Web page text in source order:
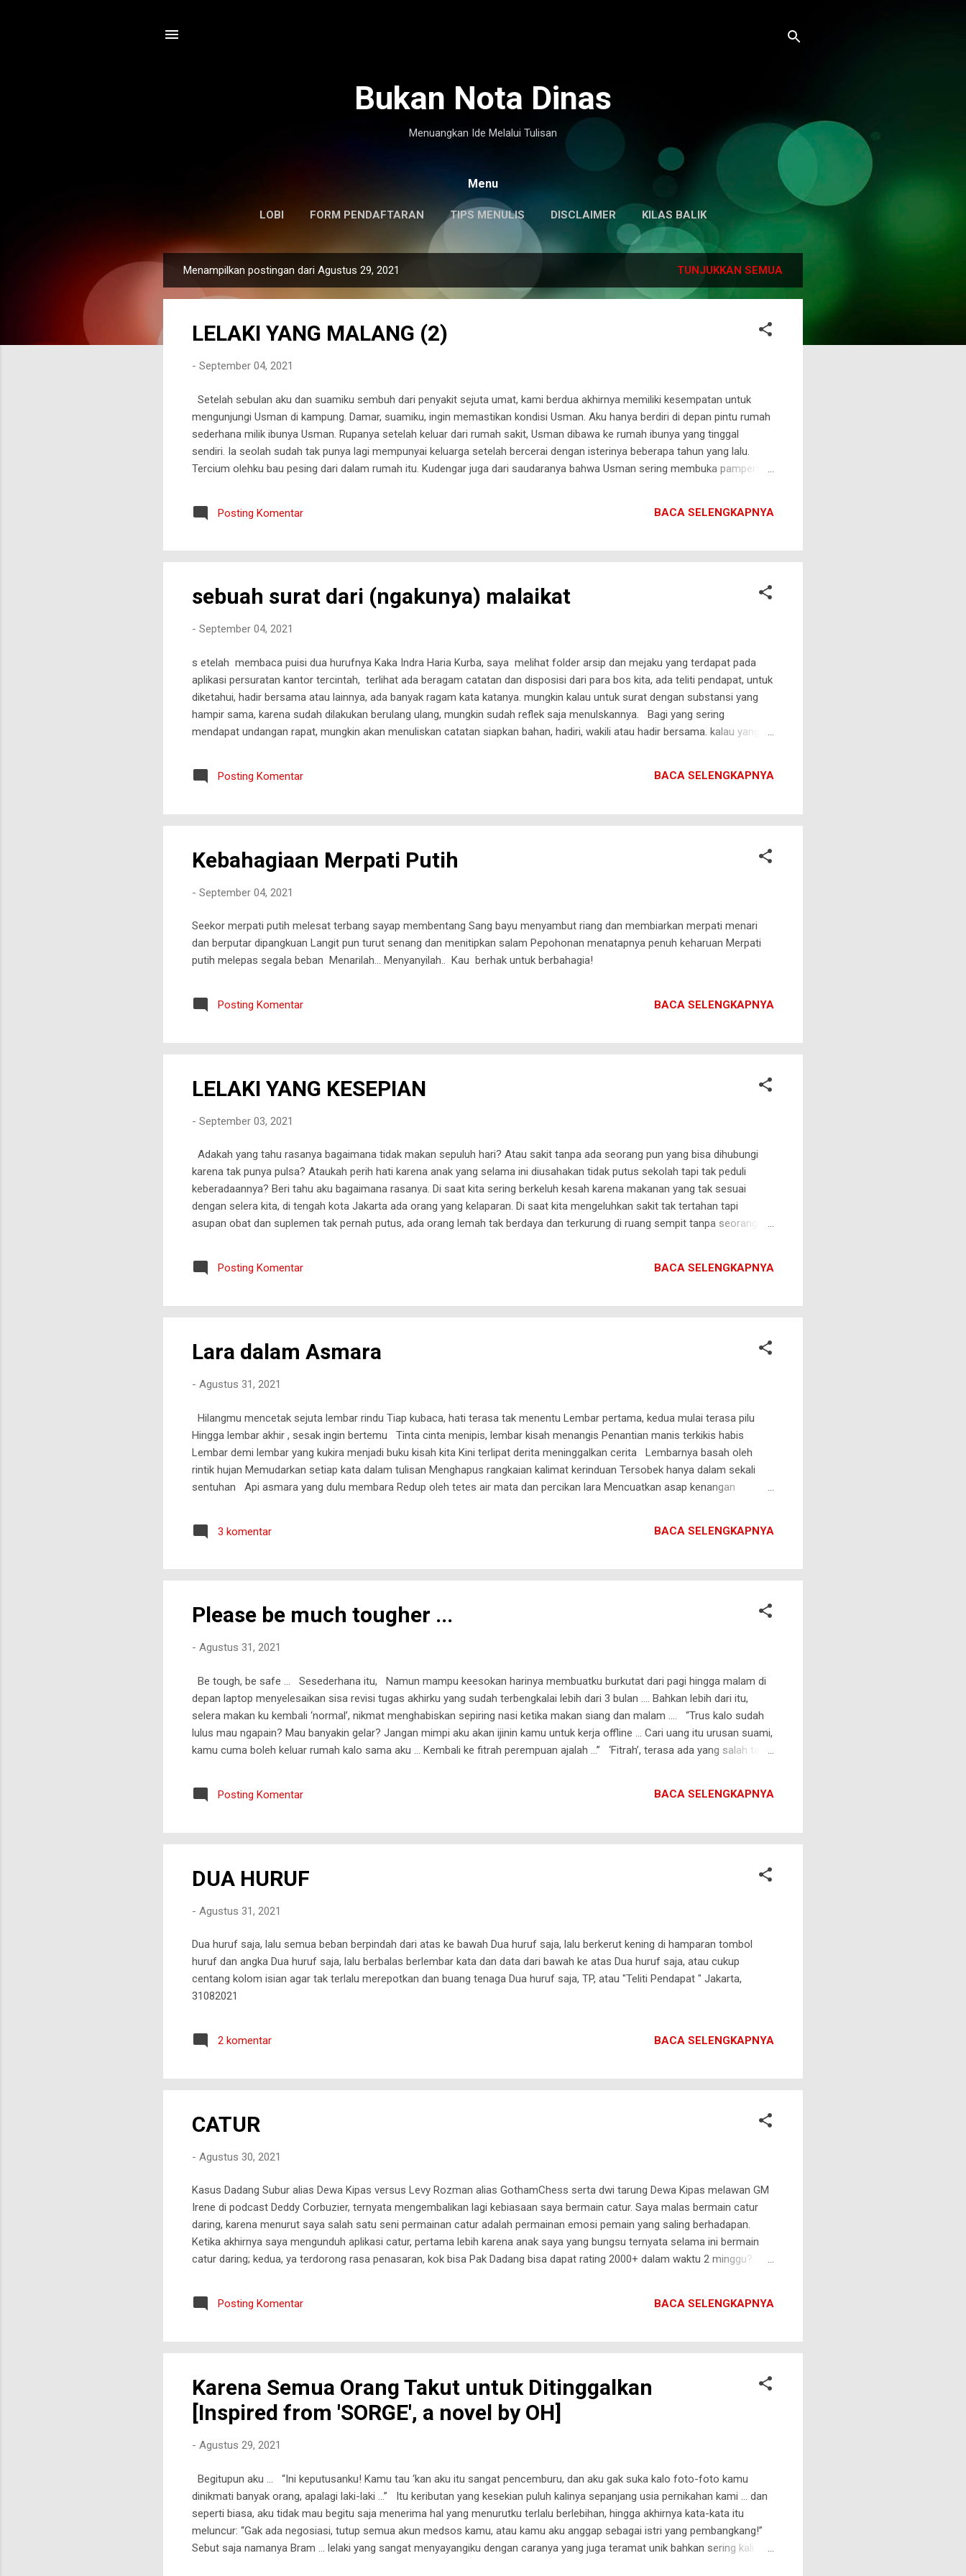
Bukan Nota Dinas
Menuangkan Ide Melalui Tulisan
Menu
LOBI FORM PENDAFTARAN TIPS MENULIS DISCLAIMER KILAS BALIK
o
Menampilkan postingan dari Agustus 29, 2021 TUNJUKKAN SEMUA
LELAKI YANG MALANG (2)
- September 04, 2021
Setelah sebulan aku dan suamiku sembuh dari penyakit sejuta umat, kami berdua akhirnya memiliki kesempatan untuk
mengunjungi Usman di kampung. Damar, suamiku, ingin memastikan kondisi Usman. Aku hanya berdiri di depan pintu rumah
sederhana milik ibunya Usman. Rupanya setelah keluar dari rumah sakit, Usman dibawa ke rumah ibunya yang tinggal
sendiri. Ia seolah sudah tak punya lagi mempunyai keluarga setelah bercerai dengan isterinya beberapa tahun yang lalu.
Tercium olehku bau pesing dari dalam rumah itu. Kudengar juga dari saudaranya bahwa Usman sering membuka pampers-
pandangannya kosong. Ia tak memiliki daya untuk sekedar menopang tubuhnya yang kurus kering. Berbeda dengan Usman
Posting Komentar BACA SELENGKAPNYA
sebuah surat dari (ngakunya) malaikat
- September 04, 2021
s etelah membaca puisi dua hurufnya Kaka Indra Haria Kurba, saya melihat folder arsip dan mejaku yang terdapat pada
aplikasi persuratan kantor tercintah, terlihat ada beragam catatan dan disposisi dari para bos kita, ada teliti pendapat, untuk
diketahui, hadir bersama atau lainnya, ada banyak ragam kata katanya. mungkin kalau untuk surat dengan substansi yang
hampir sama, karena sudah dilakukan berulang ulang, mungkin sudah reflek saja menulskannya. Bagi yang sering
mendapat undangan rapat, mungkin akan menuliskan catatan siapkan bahan, hadiri, wakili atau hadir bersama. kalau yang
selesaikan sesuai ketentuan, atau bicarakan dengan saya, phone a friend , ask the audience atau f iftu fifty ( kaya sebuah
acara tipi yang) saya jadi membayangkan kalau misalnya, di inbox masuk sepucuk surat, pengirimnya tertul...
Posting Komentar BACA SELENGKAPNYA
Kebahagiaan Merpati Putih
- September 04, 2021
Seekor merpati putih melesat terbang sayap membentang Sang bayu menyambut riang dan membiarkan merpati menari
dan berputar dipangkuan Langit pun turut senang dan menitipkan salam Pepohonan menatapnya penuh keharuan Merpati
putih melepas segala beban Menarilah... Menyanyilah.. Kau berhak untuk berbahagia!
Posting Komentar BACA SELENGKAPNYA
LELAKI YANG KESEPIAN
- September 03, 2021
Adakah yang tahu rasanya bagaimana tidak makan sepuluh hari? Atau sakit tanpa ada seorang pun yang bisa dihubungi
karena tak punya pulsa? Ataukah perih hati karena anak yang selama ini diusahakan tidak putus sekolah tapi tak peduli
keberadaannya? Beri tahu aku bagaimana rasanya. Di saat kita sering berkeluh kesah karena makanan yang tak sesuai
dengan selera kita, di tengah kota Jakarta ada orang yang kelaparan. Di saat kita mengeluhkan sakit tak tertahan tapi
asupan obat dan suplemen tak pernah putus, ada orang lemah tak berdaya dan terkurung di ruang sempit tanpa seorang
drama korea, ada orang yang tak sanggup berkirim kabar kepada kerabat karena tak ada pulsa. Di saat kita masih bisa
bercengkrama dengan anak-anak, ada orang yang tak pernah diperhatikan anaknya. Sepuluh hari kehilangan jejak kerabat,
Posting Komentar BACA SELENGKAPNYA
Lara dalam Asmara
- Agustus 31, 2021
Hilangmu mencetak sejuta lembar rindu Tiap kubaca, hati terasa tak menentu Lembar pertama, kedua mulai terasa pilu
Hingga lembar akhir , sesak ingin bertemu Tinta cinta menipis, lembar kisah menangis Penantian manis terkikis habis
Lembar demi lembar yang kukira menjadi buku kisah kita Kini terlipat derita meninggalkan cerita Lembarnya basah oleh
rintik hujan Memudarkan setiap kata dalam tulisan Menghapus rangkaian kalimat kerinduan Tersobek hanya dalam sekali
sentuhan Api asmara yang dulu membara Redup oleh tetes air mata dan percikan lara Mencuatkan asap kenangan
3 komentar BACA SELENGKAPNYA
Please be much tougher ...
- Agustus 31, 2021
Be tough, be safe … Sesederhana itu, Namun mampu keesokan harinya membuatku burkutat dari pagi hingga malam di
depan laptop menyelesaikan sisa revisi tugas akhirku yang sudah terbengkalai lebih dari 3 bulan …. Bahkan lebih dari itu,
selera makan ku kembali ‘normal’, nikmat menghabiskan sepiring nasi ketika makan siang dan malam …. “Trus kalo sudah
lulus mau ngapain? Mau banyakin gelar? Jangan mimpi aku akan ijinin kamu untuk kerja offline … Cari uang itu urusan suami,
kamu cuma boleh keluar rumah kalo sama aku … Kembali ke fitrah perempuan ajalah …” ‘Fitrah’, terasa ada yang salah tapi
emosiku, kesehatanku lahir batin … Hampir semua saudara, teman, kolega mengatakan aku wanita yang sangat beruntung
… Hidup dalam kenyamanan yang diidamkan … Mungkin itu yang hingga kini membuatku bertahan, tak ingin dianggap kurang
Posting Komentar BACA SELENGKAPNYA
DUA HURUF
- Agustus 31, 2021
Dua huruf saja, lalu semua beban berpindah dari atas ke bawah Dua huruf saja, lalu berkerut kening di hamparan tombol
huruf dan angka Dua huruf saja, lalu berbalas berlembar kata dan data dari bawah ke atas Dua huruf saja, atau cukup
centang kolom isian agar tak terlalu merepotkan dan buang tenaga Dua huruf saja, TP, atau "Teliti Pendapat " Jakarta,
31082021
2 komentar BACA SELENGKAPNYA
CATUR
- Agustus 30, 2021
Kasus Dadang Subur alias Dewa Kipas versus Levy Rozman alias GothamChess serta dwi tarung Dewa Kipas melawan GM
Irene di podcast Deddy Corbuzier, ternyata mengembalikan lagi kebiasaan saya bermain catur. Saya malas bermain catur
daring, karena menurut saya salah satu seni permainan catur adalah permainan emosi pemain yang saling berhadapan.
Ketika akhirnya saya mengunduh aplikasi catur, pertama lebih karena anak saya yang bungsu ternyata selama ini bermain
catur daring; kedua, ya terdorong rasa penasaran, kok bisa Pak Dadang bisa dapat rating 2000+ dalam waktu 2 minggu?.
dunia. Kedua, ternyata unsur emosi juga tetap terlibat, baik secara pribadi maupun melalui chat room yang difasilitasi
aplikasi. Ketiga, fitur aplikasi yang saya gunakan ternyata cukup lengkap, sehingga saya bisa sekalian belajar dari permainan-
Posting Komentar BACA SELENGKAPNYA
Karena Semua Orang Takut untuk Ditinggalkan
[Inspired from 'SORGE', a novel by OH]
- Agustus 29, 2021
Begitupun aku … “Ini keputusanku! Kamu tau ‘kan aku itu sangat pencemburu, dan aku gak suka kalo foto-foto kamu
dinikmati banyak orang, apalagi laki-laki …” Itu keributan yang kesekian puluh kalinya sepanjang usia pernikahan kami … dan
seperti biasa, aku tidak mau begitu saja menerima hal yang menurutku terlalu berlebihan, hingga akhirnya kata-kata itu
meluncur: “Gak ada negosiasi, tutup semua akun medsos kamu, atau kamu aku anggap sebagai istri yang pembangkang!”
Sebut saja namanya Bram … lelaki yang sangat menyayangiku dengan caranya yang juga teramat unik bahkan sering kali